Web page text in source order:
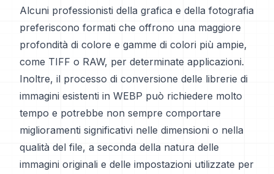
Alcuni professionisti della grafica e della fotografia
preferiscono formati che offrono una maggiore
profondità di colore e gamme di colori più ampie,
come TIFF o RAW, per determinate applicazioni.
Inoltre, il processo di conversione delle librerie di
immagini esistenti in WEBP può richiedere molto
tempo e potrebbe non sempre comportare
miglioramenti significativi nelle dimensioni o nella
qualità del file, a seconda della natura delle
immagini originali e delle impostazioni utilizzate per